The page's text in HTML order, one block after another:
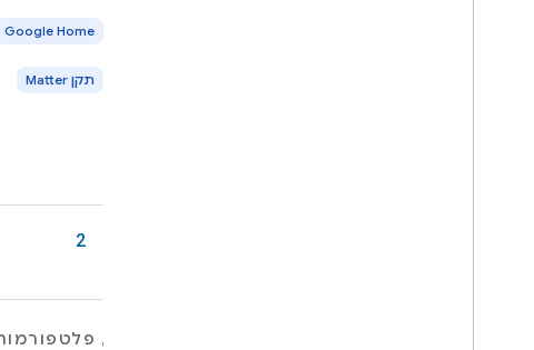
Google Home
תקן Matter
2
לאפליקציות,